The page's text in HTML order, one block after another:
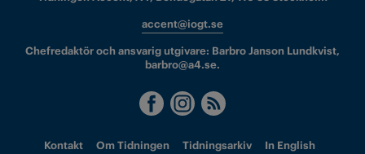
accent@iogt.se
Chefredaktör och ansvarig utgivare: Barbro Janson Lundkvist,
barbro@a4.se.
Kontakt Om Tidningen Tidningsarkiv In English